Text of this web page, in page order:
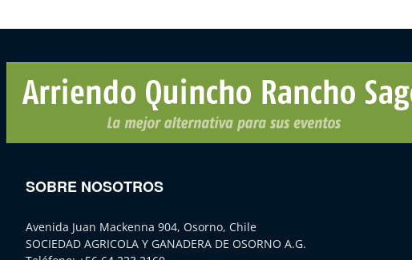
SOBRE NOSOTROS
Avenida Juan Mackenna 904, Osorno, Chile
SOCIEDAD AGRICOLA Y GANADERA DE OSORNO A.G.